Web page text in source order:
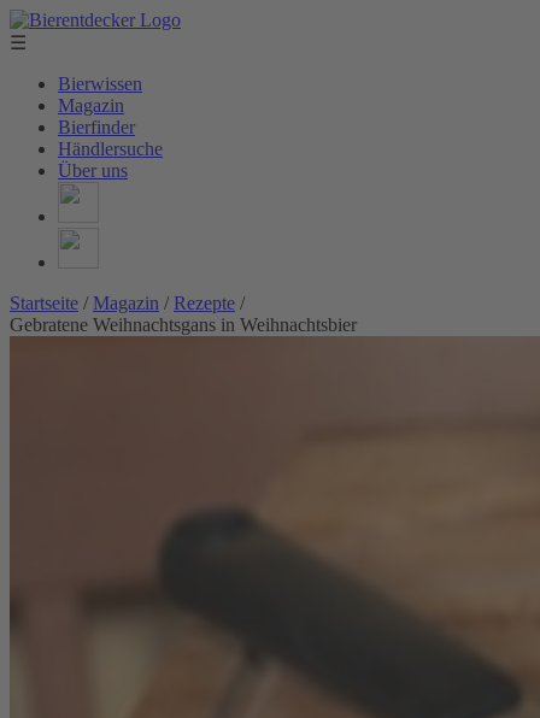
☰
Bierwissen
Magazin
Bierfinder
Händlersuche
Über uns
Startseite / Magazin / Rezepte /
Gebratene Weihnachtsgans in Weihnachtsbier